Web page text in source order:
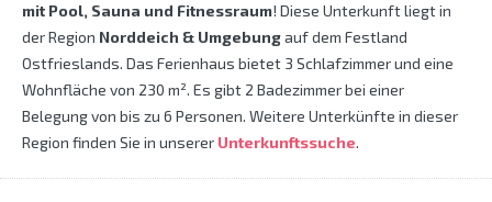
mit Pool, Sauna und Fitnessraum! Diese Unterkunft liegt in
der Region Norddeich & Umgebungauf dem Festland
Ostfrieslands. Das Ferienhaus bietet 3 Schlafzimmer und eine
Wohnfläche von 230 m². Es gibt 2 Badezimmer bei einer
Belegung von bis zu 6 Personen. Weitere Unterkünfte in dieser
Region finden Sie in unserer Unterkunftssuche.